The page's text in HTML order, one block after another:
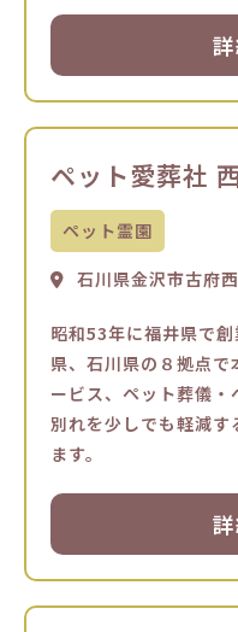
ペット愛葬社
ペット霊園
石川県金沢市古府
昭和53年に福井県で
県、石川県の８拠点
ービス、ペット葬儀・
別れを少しでも軽減す
ます。